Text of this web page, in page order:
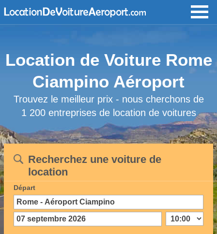
Location de Voiture Rome
Ciampino Aéroport
Trouvez le meilleur prix - nous cherchons de
1 200 entreprises de location de voitures
Recherchez une voiture de
location
Départ